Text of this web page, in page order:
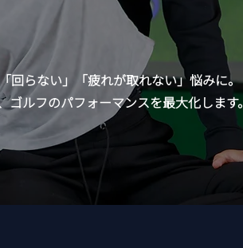
回らない」「疲れが取れない」悩みに。
ルフのパフォーマンスを最大化します。